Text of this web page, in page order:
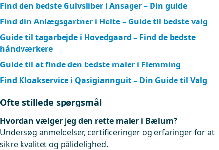
Find den bedste Gulvsliber i Ansager – Din guide
Find din Anlægsgartner i Holte – Guide til bedste valg
Guide til tagarbejde i Hovedgaard – Find de bedste
håndværkere
Guide til at finde den bedste maler i Flemming
Find Kloakservice i Qasigiannguit – Din Guide til Valg
Ofte stillede spørgsmål
Hvordan vælger jeg den rette maler i Bælum?
Undersøg anmeldelser, certificeringer og erfaringer for at
sikre kvalitet og pålidelighed.